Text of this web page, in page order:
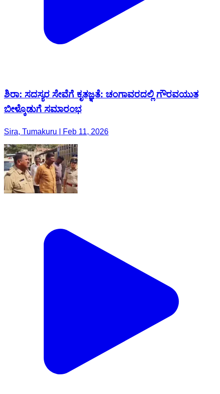
ಶಿರಾ: ಸದಸ್ಯರ ಸೇವೆಗೆ ಕೃತಜ್ಞತೆ: ಚಂಗಾವರದಲ್ಲಿ ಗೌರವಯುತ
ಬೀಳ್ಕೊಡುಗೆ ಸಮಾರಂಭ
Sira, Tumakuru | Feb 11, 2026